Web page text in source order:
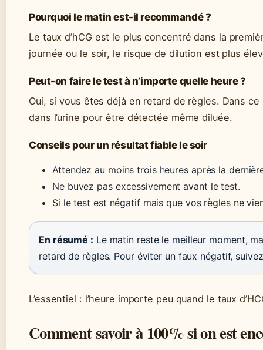
Pourquoi le matin est-il recommandé ?
Le taux d’hCG est le plus concentré dans la
journée ou le soir, le risque de dilution est plus
Peut-on faire le test à n’importe quelle heure ?
Oui, si vous êtes déjà en retard de règles. Dans
dans l’urine pour être détectée même diluée.
Conseils pour un résultat fiable le soir
Attendez au moins trois heures après la
Ne buvez pas excessivement avant le test.
Si le test est négatif mais que vos règles ne
En résumé : Le matin reste le meilleur moment,
retard de règles. Pour éviter un faux négatif,
L’essentiel : l’heure importe peu quand le taux
Comment savoir à 100% si on est